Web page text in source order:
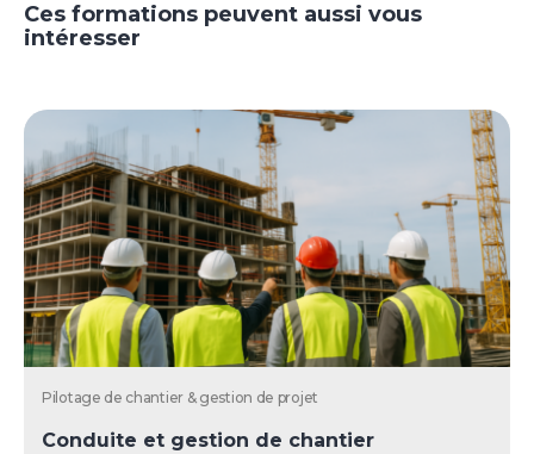
Ces formations peuvent aussi vous
intéresser
Pilotage de chantier & gestion de projet
Conduite et gestion de chantier